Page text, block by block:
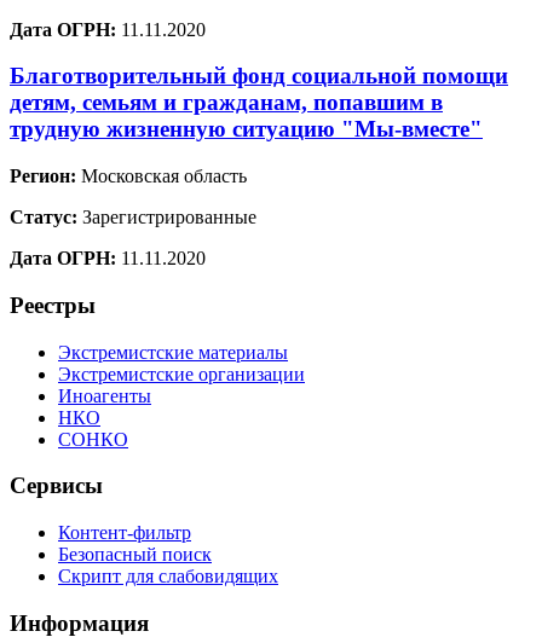
Дата ОГРН: 11.11.2020
Благотворительный фонд социальной помощи
детям, семьям и гражданам, попавшим в
трудную жизненную ситуацию "Мы-вместе"
Регион: Московская область
Статус: Зарегистрированные
Дата ОГРН: 11.11.2020
Реестры
Экстремистские материалы
Экстремистские организации
Иноагенты
НКО
СОНКО
Сервисы
Контент-фильтр
Безопасный поиск
Скрипт для слабовидящих
Информация